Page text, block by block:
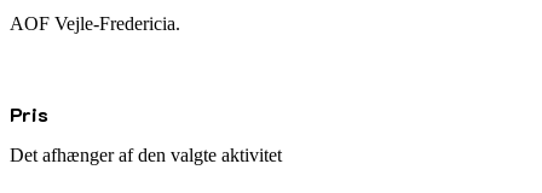
AOF Vejle-Fredericia.
Pris
Det afhænger af den valgte aktivitet